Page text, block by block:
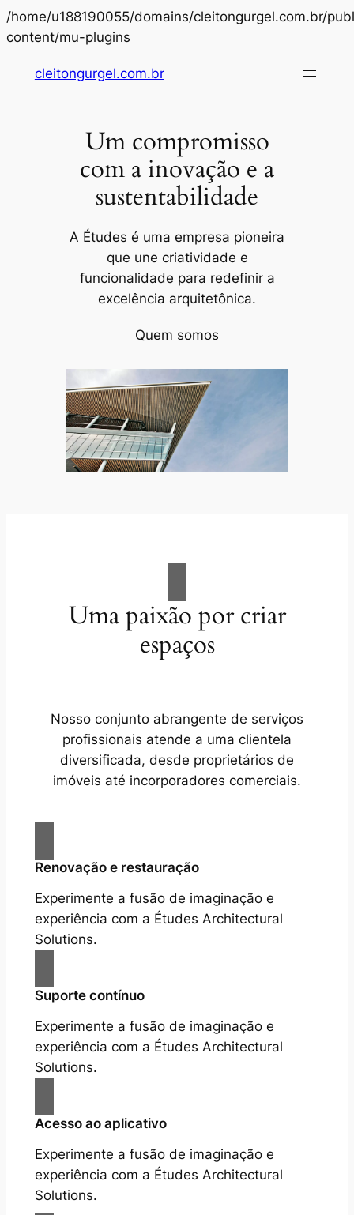
/home/u188190055/domains/cleitongurgel.com.br/
content/mu-plugins
o
cleitongurgel.com.br
Um compromisso
com a inovação e a
sustentabilidade
A Études é uma empresa pioneira
que une criatividade e
funcionalidade para redefinir a
excelência arquitetônica.
Quem somos
Uma paixão por criar
espaços
Nosso conjunto abrangente de serviços
profissionais atende a uma clientela
diversificada, desde proprietários de
imóveis até incorporadores comerciais.
Renovação e restauração
Experimente a fusão de imaginação e
experiência com a Études Architectural
Solutions.
Suporte contínuo
Experimente a fusão de imaginação e
experiência com a Études Architectural
Solutions.
Acesso ao aplicativo
Experimente a fusão de imaginação e
experiência com a Études Architectural
Solutions.